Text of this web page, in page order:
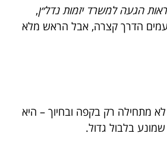
הגעה למשרד יזמות נדל״ן,
הדרך קצרה, אבל הראש מלא
לא מתחילה רק בקפה ובחיוך – היא
בלבול גדול.